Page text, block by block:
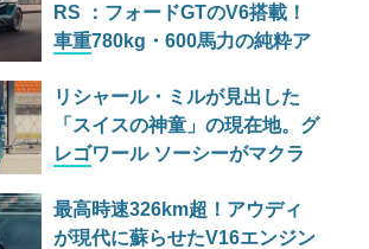
RS ：フォードGTのV6搭載！
車重780kg・600馬力の純粋ア
リシャール・ミルが見出した
「スイスの神童」の現在地。グ
レゴワール ソーシーがマクラ
最高時速326km超！アウディ
が現代に蘇らせたV16エンジン